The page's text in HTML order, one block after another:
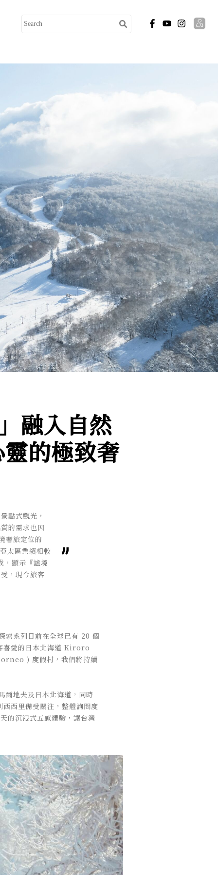
融入自然
的極致奢
點式觀光，
的需求也因
奢旅定位的
太區業績相較
，顯示『謐境
，現今旅客
系列目前在全球已有 20 個
喜愛的日本北海道 Kiroro
) 度假村，我們將持續
爾地夫及日本北海道，同時
西里備受關注，整體詢問度
的沉浸式五感體驗，讓台灣